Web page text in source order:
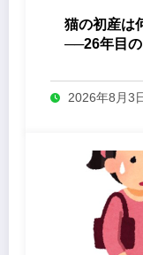
猫の初産は
──26年目
2026年8月3